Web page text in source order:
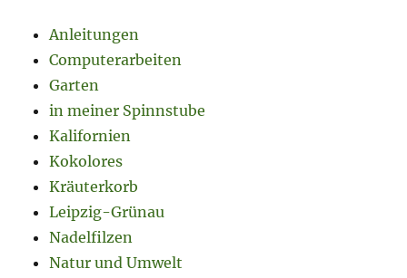
Anleitungen
Computerarbeiten
Garten
in meiner Spinnstube
Kalifornien
Kokolores
Kräuterkorb
Leipzig-Grünau
Nadelfilzen
Natur und Umwelt